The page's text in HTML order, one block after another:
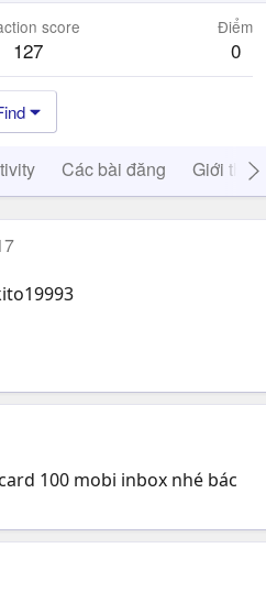
score
127
Điểm
0
Các bài đăng Giới thiệu
100 mobi inbox nhé bác